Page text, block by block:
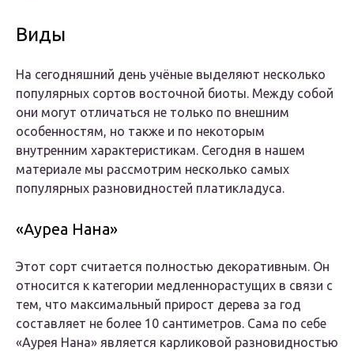
Виды
На сегодняшний день учёные выделяют несколько
популярных сортов восточной биоты. Между собой
они могут отличаться не только по внешним
особенностям, но также и по некоторым
внутренним характеристикам. Сегодня в нашем
материале мы рассмотрим несколько самых
популярных разновидностей платикладуса.
«Ауреа Нана»
Этот сорт считается полностью декоративным. Он
относится к категории медленнорастущих в связи с
тем, что максимальный прирост дерева за год
составляет не более 10 сантиметров. Сама по себе
«Аурея Нана» является карликовой разновидностью